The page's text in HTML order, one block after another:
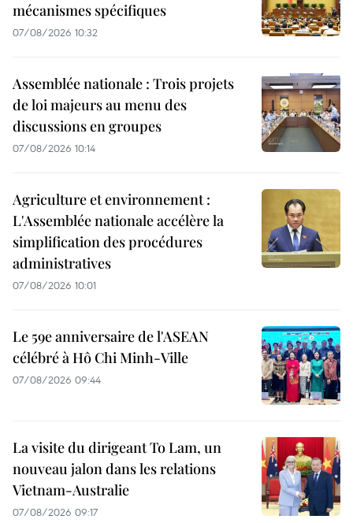
mécanismes spécifiques
07/08/2026 10:32
Assemblée nationale : Trois projets
de loi majeurs au menu des
discussions en groupes
07/08/2026 10:14
Agriculture et environnement :
L'Assemblée nationale accélère la
simplification des procédures
administratives
07/08/2026 10:01
Le 59e anniversaire de l'ASEAN
célébré à Hô Chi Minh-Ville
07/08/2026 09:44
La visite du dirigeant To Lam, un
nouveau jalon dans les relations
Vietnam-Australie
07/08/2026 09:17